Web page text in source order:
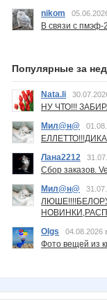
nikom
В связи с пмэф-
Популярные за
Nata.li
НУ ЧТО!!!
Мил@н@
Лана2212
Сбор заказов.
Мил@н@
Olgs
04.08.2026
Фото вещей из